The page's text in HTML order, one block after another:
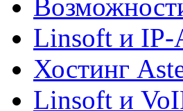
Linsoft и
Хостинг
Linsoft и